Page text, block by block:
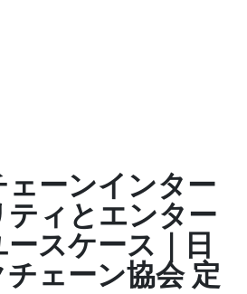
ーンインター
ィとエンター
スケース｜日
ェーン協会 定